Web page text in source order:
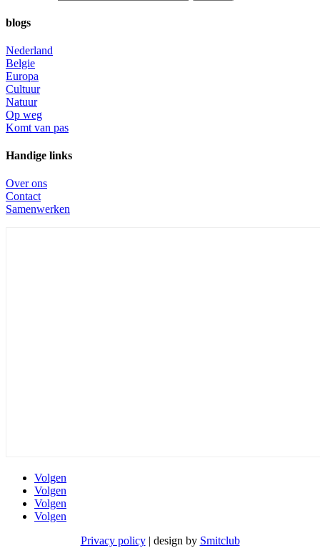
blogs
Nederland
Belgie
Europa
Cultuur
Natuur
Op weg
Komt van pas
Handige links
Over ons
Contact
Samenwerken
Volgen
Volgen
Volgen
Volgen
Privacy policy| design by Smitclub